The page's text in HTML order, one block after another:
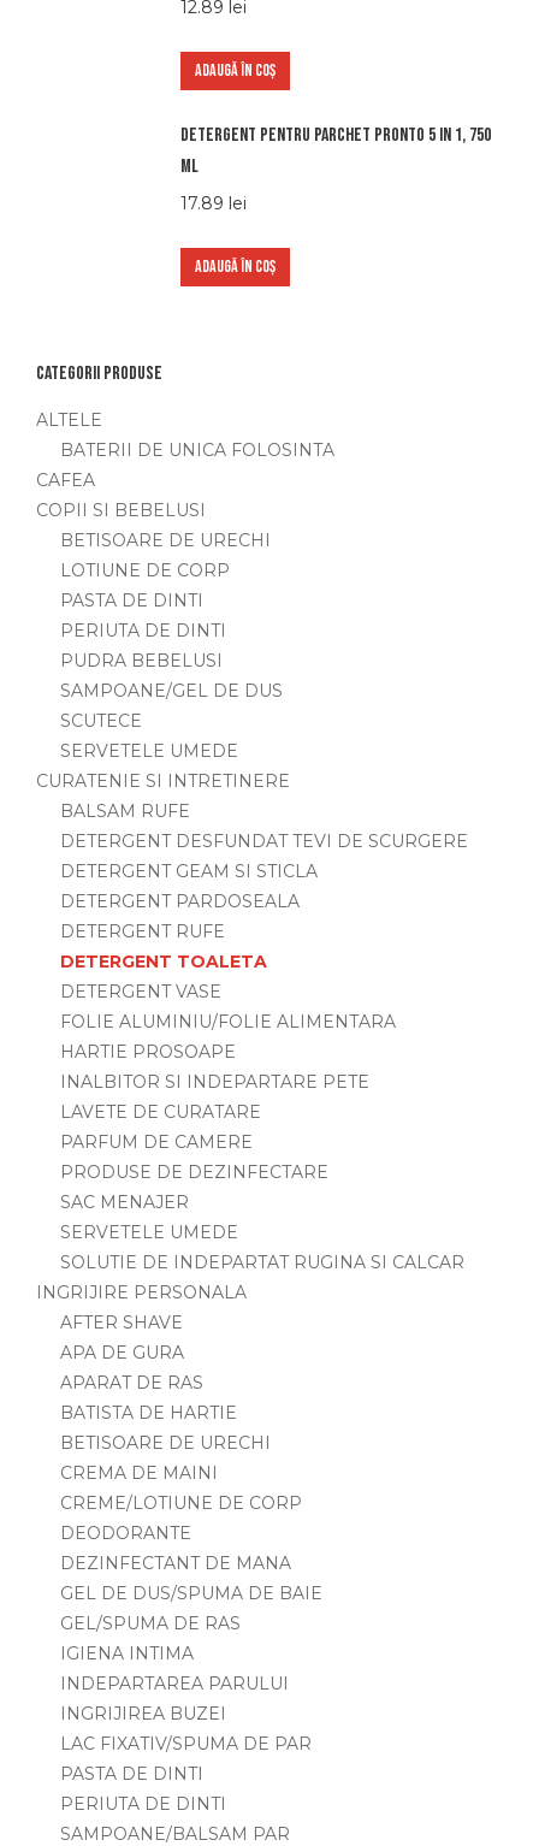
12.89 lei
ADAUGĂ ÎN COȘ
Detergent pentru parchet Pronto 5 in 1, 750
ml
17.89 lei
ADAUGĂ ÎN COȘ
Categorii produse
ALTELE
BATERII DE UNICA FOLOSINTA
CAFEA
COPII SI BEBELUSI
BETISOARE DE URECHI
LOTIUNE DE CORP
PASTA DE DINTI
PERIUTA DE DINTI
PUDRA BEBELUSI
SAMPOANE/GEL DE DUS
SCUTECE
SERVETELE UMEDE
CURATENIE SI INTRETINERE
BALSAM RUFE
DETERGENT DESFUNDAT TEVI DE SCURGERE
DETERGENT GEAM SI STICLA
DETERGENT PARDOSEALA
DETERGENT RUFE
DETERGENT TOALETA
DETERGENT VASE
FOLIE ALUMINIU/FOLIE ALIMENTARA
HARTIE PROSOAPE
INALBITOR SI INDEPARTARE PETE
LAVETE DE CURATARE
PARFUM DE CAMERE
PRODUSE DE DEZINFECTARE
SAC MENAJER
SERVETELE UMEDE
SOLUTIE DE INDEPARTAT RUGINA SI CALCAR
INGRIJIRE PERSONALA
AFTER SHAVE
APA DE GURA
APARAT DE RAS
BATISTA DE HARTIE
BETISOARE DE URECHI
CREMA DE MAINI
CREME/LOTIUNE DE CORP
DEODORANTE
DEZINFECTANT DE MANA
GEL DE DUS/SPUMA DE BAIE
GEL/SPUMA DE RAS
IGIENA INTIMA
INDEPARTAREA PARULUI
INGRIJIREA BUZEI
LAC FIXATIV/SPUMA DE PAR
PASTA DE DINTI
PERIUTA DE DINTI
SAMPOANE/BALSAM PAR